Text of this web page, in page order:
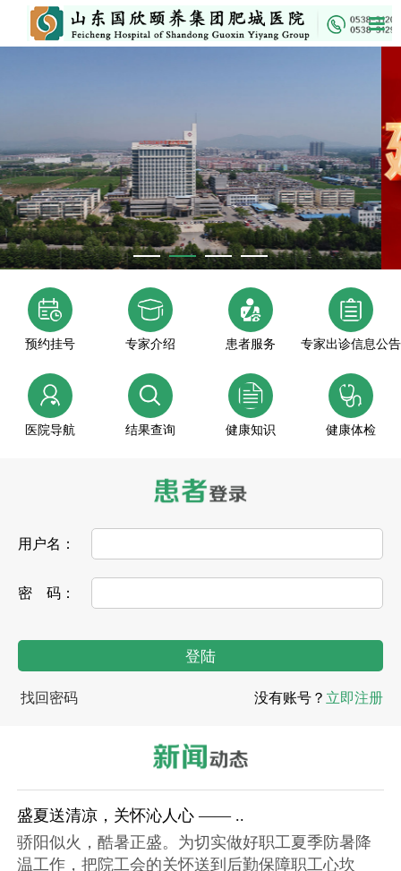
预约挂号 专家介绍 患者服务 专家出诊信息公告
医院导航 结果查询 健康知识 健康体检
用户名：
密 码：
找回密码 没有账号？ 立即注册
盛夏送清凉，关怀沁人心 —— ..
骄阳似火，酷暑正盛。为切实做好职工夏季防暑降
温工作，把院工会的关怀送到后勤保障职工心坎